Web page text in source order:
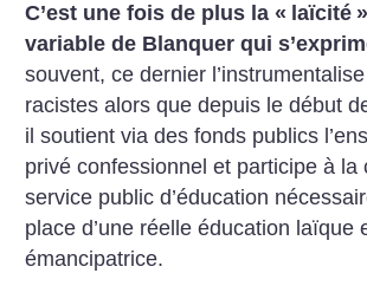
C’est une fois de plus la « laïcité
variable de Blanquer qui
souvent, ce dernier
racistes alors que depuis le début
il soutient via des fonds publics
privé confessionnel et participe à la
service public d’éducation
place d’une réelle éducation laïque
émancipatrice.